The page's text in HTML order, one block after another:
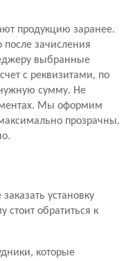
продукцию заранее.
зачисления
выбранные
с реквизитами, по
сумму. Не
Мы оформим
прозрачны.
установку
обратиться к
которые